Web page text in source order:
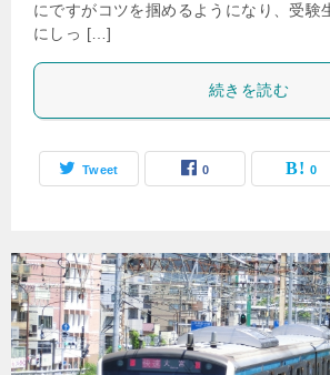
にですがコツを掴めるようになり、受験
にしっ […]
続きを読む
Tweet 0 0